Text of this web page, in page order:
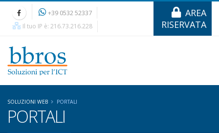
+39 0532 52337
Il tuo IP è: 216.73.216.228
AREA
RISERVATA
PORTALI
SOLUZIONI WEB PORTALI